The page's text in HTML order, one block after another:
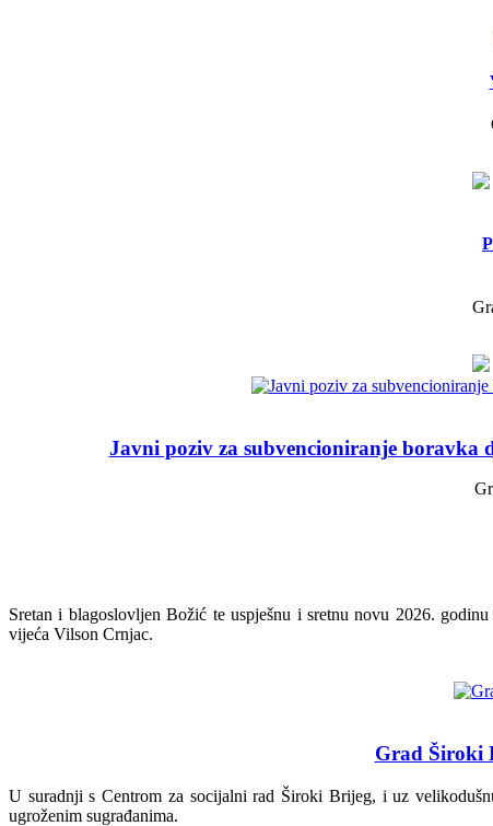
Javni poziv za subvencioniranje boravka
Sretan i blagoslovljen Božić te uspješnu i sretnu novu 2026.
vijeća Vilson Crnjac.
Grad Široki
U suradnji s Centrom za socijalni rad Široki Brijeg, i uz
ugroženim sugrađanima.